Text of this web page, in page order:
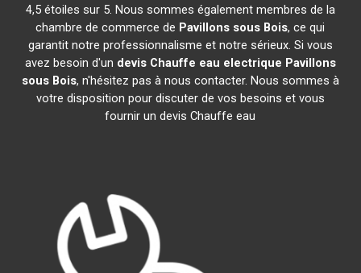
4,5 étoiles sur 5. Nous sommes également membres de la
chambre de commerce de Pavillons sous Bois, ce qui
garantit notre professionnalisme et notre sérieux. Si vous
avez besoin d'un devis Chauffe eau electrique Pavillons
sous Bois, n'hésitez pas à nous contacter. Nous sommes à
votre disposition pour discuter de vos besoins et vous
fournir un devis Chauffe eau